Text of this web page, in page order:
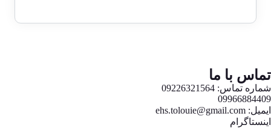
تماس با ما
شماره تماس: 09226321564
09966884409
ایمیل: ehs.tolouie@gmail.com
اینستاگرام